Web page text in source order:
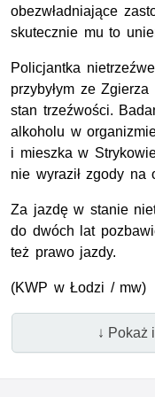
obezwładniające
skutecznie mu to
Policjantka
przybyłym ze
stan trzeźwości.
alkoholu w
i mieszka w
nie wyraził zgody na
Za jazdę w stanie
do dwóch lat
też prawo jazdy.
(KWP w Łodzi / mw)
↓ Pokaż